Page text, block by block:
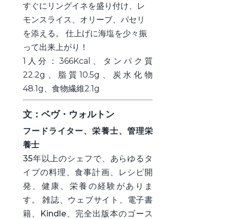
すぐにリングイネを盛り付け、レ
モンスライス、オリーブ、パセリ
を添える。 仕上げに海塩を少々振
って出来上がり！
1人分：366Kcal、タンパク質
22.2g、脂質10.5g、炭水化物
48.1g、食物繊維2.1g
文：ベヴ・ウォルトン
フードライター、栄養士、管理栄
養士
35年以上のシェフで、あらゆるタ
イプの料理、食事計画、レシピ開
発、健康、栄養の経験がありま
す。 雑誌、ウェブサイト、電子書
籍、Kindle、完全出版本のゴース